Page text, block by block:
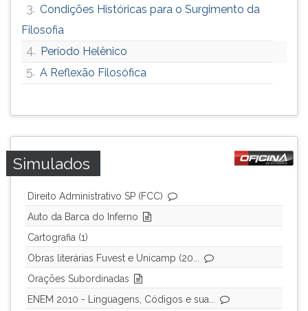
3. Condições Históricas para o Surgimento da
Filosofia
4. Período Helênico
5. A Reflexão Filosófica
Simulados
Direito Administrativo SP (FCC)
Auto da Barca do Inferno
Cartografia (1)
Obras literárias Fuvest e Unicamp (20...
Orações Subordinadas
ENEM 2010 - Linguagens, Códigos e sua...